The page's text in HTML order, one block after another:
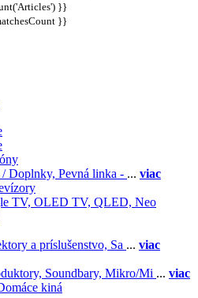
}}
}}
Doplnky, Pevná linka - ... viac
TV, OLED TV, QLED, Neo
a príslušenstvo, Sa ... viac
Soundbary, Mikro/Mi ... viac
kiná